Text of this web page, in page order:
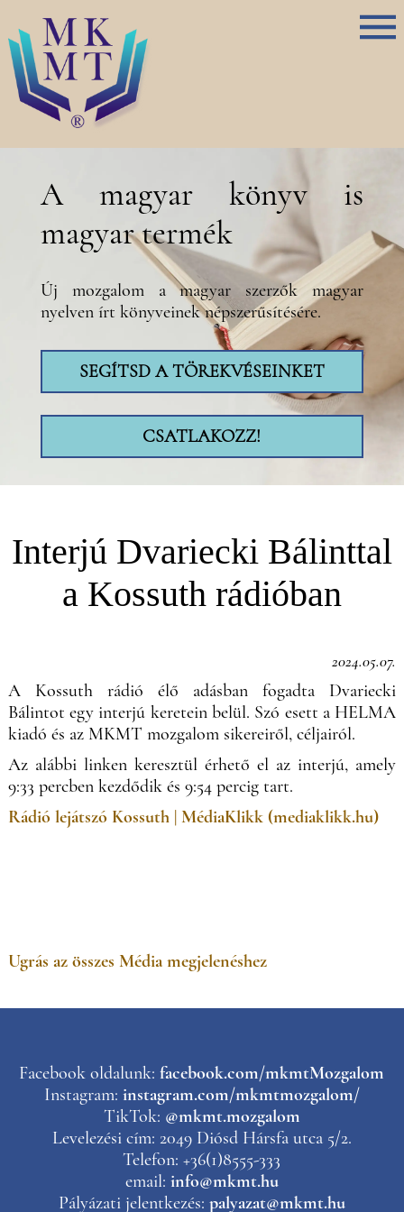
A magyar könyv is
magyar termék
Új mozgalom a magyar szerzők magyar
nyelven írt könyveinek népszerűsítésére.
SEGÍTSD A TÖREKVÉSEINKET
CSATLAKOZZ!
Interjú Dvariecki Bálinttal
a Kossuth rádióban
2024.05.07.
A Kossuth rádió élő adásban fogadta Dvariecki
Bálintot egy interjú keretein belül. Szó esett a HELMA
kiadó és az MKMT mozgalom sikereiről, céljairól.
Az alábbi linken keresztül érhető el az interjú, amely
9:33 percben kezdődik és 9:54 percig tart.
Rádió lejátszó Kossuth | MédiaKlikk (mediaklikk.hu)
Ugrás az összes Média megjelenéshez
Facebook oldalunk:facebook.com/mkmtMozgalom
Instagram: instagram.com/mkmtmozgalom/
TikTok: @mkmt.mozgalom
Levelezési cím: 2049 Diósd Hársfa utca 5/2.
Telefon: +36(1)8555-333
email: info@mkmt.hu
Pályázati jelentkezés: palyazat@mkmt.hu